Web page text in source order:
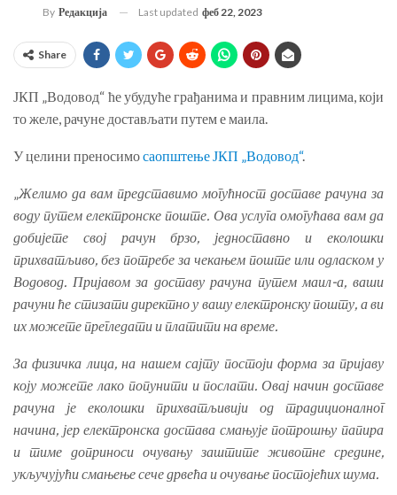
By Редакција Last updated феб 22, 2023
Share
ЈКП „Водовод“ ће убудуће грађанима и правним лицима, који
то желе, рачуне достављати путем е маила.
У целини преносимосаопштење ЈКП „Водовод“.
„Желимо да вам представимо могућност доставе рачуна за
воду путем електронске поште. Ова услуга омогућава вам да
добијете свој рачун брзо, једноставно и еколошки
прихватљиво, без потребе за чекањем поште или одласком у
Водовод. Пријавом за доставу рачуна путем маил-а, ваши
рачуни ће стизати директно у вашу електронску пошту, а ви
их можете прегледати и платити на време.
За физичка лица, на нашем сајту постоји форма за пријаву
коју можете лако попунити и послати. Овај начин доставе
рачуна је еколошки прихватљивији од традиционалног
начина, јер електронска достава смањује потрошњу папира
и тиме доприноси очувању заштите животне средине,
укључујући смањење сече дрвећа и очување постојећих шума.